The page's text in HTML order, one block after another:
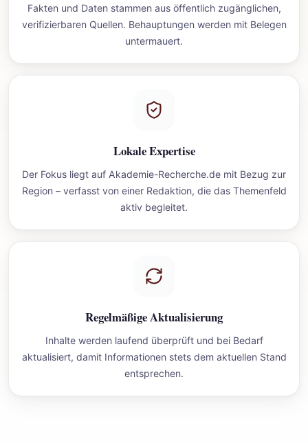
Fakten und Daten stammen aus öffentlich zugänglichen,
verifizierbaren Quellen. Behauptungen werden mit Belegen
untermauert.
Lokale Expertise
Der Fokus liegt auf Akademie-Recherche.de mit Bezug zur
Region – verfasst von einer Redaktion, die das Themenfeld
aktiv begleitet.
Regelmäßige Aktualisierung
Inhalte werden laufend überprüft und bei Bedarf
aktualisiert, damit Informationen stets dem aktuellen Stand
entsprechen.